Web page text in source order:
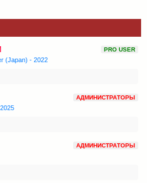
PRO USER
(Japan) - 2022
АДМИНИСТРАТОРЫ
АДМИНИСТРАТОРЫ